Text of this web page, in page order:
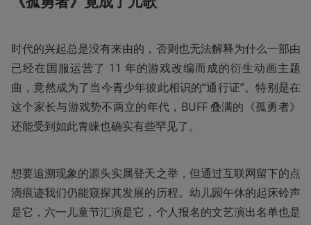
时代的兴起总是没有来由的，否则也无法解释为什么一部由
已经在国服运营了 11 年的游戏改编而成的衍生动画主题
曲，竟然成为了当今青少年彼此相识的“通行证”。特别是在
这个家长与游戏势不两立的年代，BUFF 叠满的《孤勇者》
还能受到如此青睐也确实有些罕见了。
想要追溯现象的源头实属登天之举，但通过互联网留下的点
滴痕迹我们仍能窥探其发展的历程。幼儿园午休的起床铃声
是它，六一儿童节汇演是它，个人报名的文艺演出名单也是